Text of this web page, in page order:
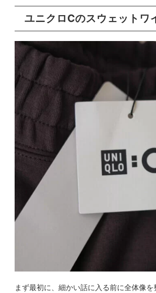
ユニクロCのスウェットワ
まず最初に、細かい話に入る前に全体像を